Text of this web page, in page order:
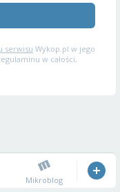
serwisu Wykop.pl w jego
w całości,
Mikroblog